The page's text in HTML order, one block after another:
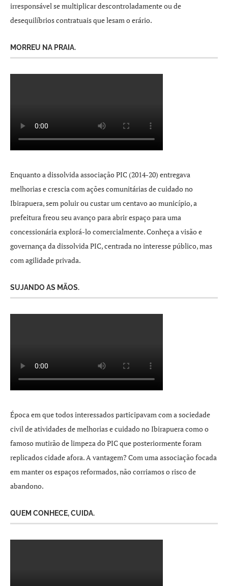
irresponsável se multiplicar descontroladamente ou de
desequilíbrios contratuais que lesam o erário.
MORREU NA PRAIA.
Enquanto a dissolvida associação PIC (2014-20) entregava
melhorias e crescia com ações comunitárias de cuidado no
Ibirapuera, sem poluir ou custar um centavo ao município, a
prefeitura freou seu avanço para abrir espaço para uma
concessionária explorá-lo comercialmente. Conheça a visão e
governança da dissolvida PIC, centrada no interesse público, mas
com agilidade privada.
SUJANDO AS MÃOS.
Época em que todos interessados participavam com a sociedade
civil de atividades de melhorias e cuidado no Ibirapuera como o
famoso mutirão de limpeza do PIC que posteriormente foram
replicados cidade afora. A vantagem? Com uma associação focada
em manter os espaços reformados, não corriamos o risco de
abandono.
QUEM CONHECE, CUIDA.